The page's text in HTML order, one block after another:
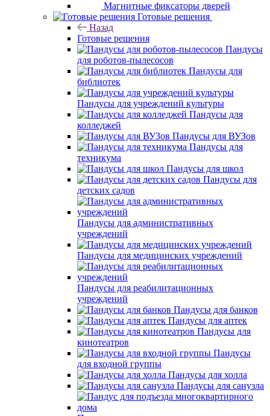
Магнитные фиксаторы дверей
Готовые решения
Назад
Готовые решения
Пандусы
для роботов-пылесосов
Пандусы для
библиотек
Пандусы для учреждений культуры
Пандусы для
колледжей
Пандусы для ВУЗов
Пандусы для
техникума
Пандусы для школ
Пандусы для
детских садов
Пандусы для административных
учреждений
Пандусы для медицинских учреждений
Пандусы для реабилитационных
учреждений
Пандусы для банков
Пандусы для аптек
Пандусы для
кинотеатров
Пандусы
для входной группы
Пандусы для холла
Пандусы для санузла